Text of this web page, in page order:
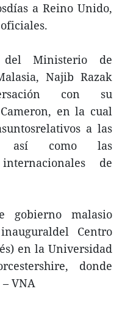
a Reino Unido,
del Ministerio de
Najib Razak
con su
en la cual
a las
así como las
de
malasio
Centro
en la Universidad
donde
VNA